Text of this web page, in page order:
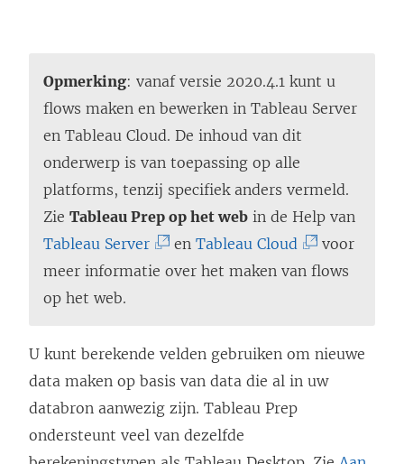
Opmerking: vanaf versie 2020.4.1 kunt u
flows maken en bewerken in Tableau Server
en Tableau Cloud. De inhoud van dit
onderwerp is van toepassing op alle
platforms, tenzij specifiek anders vermeld.
Zie Tableau Prep op het web in de Help van
Tableau Server(
L
k
w
o
r
d
en Tableau Cloud
L
k
w
o
d
voor
meer informatie over het maken van flows
op het web.
U kunt berekende velden gebruiken om nieuwe
data maken op basis van data die al in uw
databron aanwezig zijn. Tableau Prep
ondersteunt veel van dezelfde